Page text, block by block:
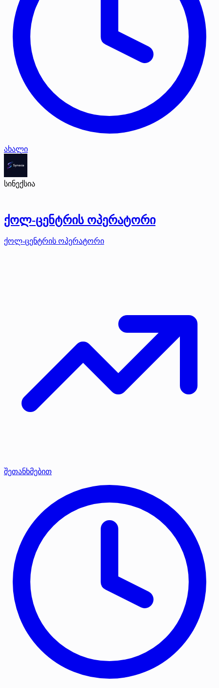
ახალი
სინექსია
ქოლ-ცენტრის ოპერატორი
ქოლ-ცენტრის ოპერატორი
შეთანხმებით